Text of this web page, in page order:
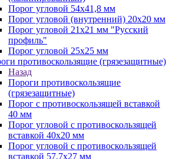
Порог угловой 54х41,8 мм
Порог угловой (внутренний) 20х20 мм
Порог угловой 21х21 мм "Русский
профиль"
Порог угловой 25х25 мм
противоскользящие (грязезащитные)
Назад
Пороги противоскользящие
(грязезащитные)
Порог с противоскользящей вставкой
40 мм
Порог угловой с противоскользящей
вставкой 40х20 мм
Порог угловой с противоскользящей
вставкой 57,7х27 мм